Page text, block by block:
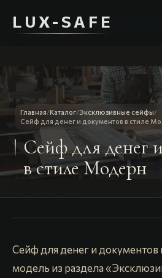
LUX-SAFE
Главная/Каталог/Эксклюзивные сейфы/
Сейф для денег и документов в стиле
Сейф для денег
в стиле Модерн
Сейф для денег и
модель из раздела